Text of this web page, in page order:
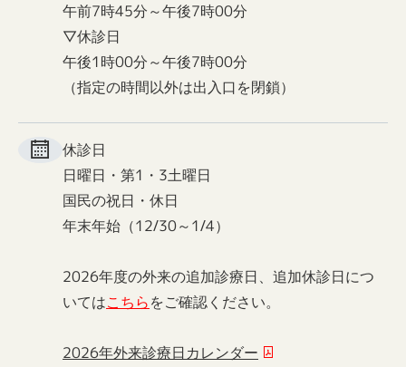
午前7時45分～午後7時00分
▽休診日
午後1時00分～午後7時00分
（指定の時間以外は出入口を閉鎖）
休診日
日曜日・第1・3土曜日
国民の祝日・休日
年末年始（12/30～1/4）
2026年度の外来の追加診療日、追加休診日につ
いてはこちらをご確認ください。
2026年外来診療日カレンダー